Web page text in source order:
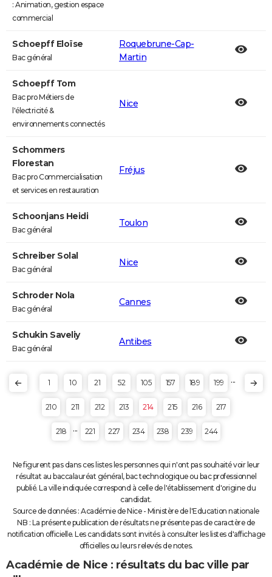
: Animation, gestion espace
commercial
Schoepff Eloïse
Bac général
Roquebrune-Cap-
Martin
Schoepff Tom
Bac pro Métiers de
l'électricité &
environnements connectés
Nice
Schommers
Florestan
Bac pro Commercialisation
et services en restauration
Fréjus
Schoonjans Heidi
Bac général
Toulon
Schreiber Solal
Bac général
Nice
Schroder Nola
Bac général
Cannes
Schukin Saveliy
Bac général
Antibes
1 10 21 52 105 157 189 199 ...
210 211 212 213 214 215 216 217
218 ... 221 227 234 238 239 244
Ne figurent pas dans ces listes les personnes qui n'ont pas souhaité voir leur
résultat au baccalauréat général, bac technologique ou bac professionnel
publié. La ville indiquée correspond à celle de l'établissement d'origine du
candidat.
Source de données : Académie de Nice - Ministère de l'Education nationale
NB : La présente publication de résultats ne présente pas de caractère de
notification officielle. Les candidats sont invités à consulter les listes d'affichage
officielles ou leurs relevés de notes.
Académie de Nice : résultats du bac ville par